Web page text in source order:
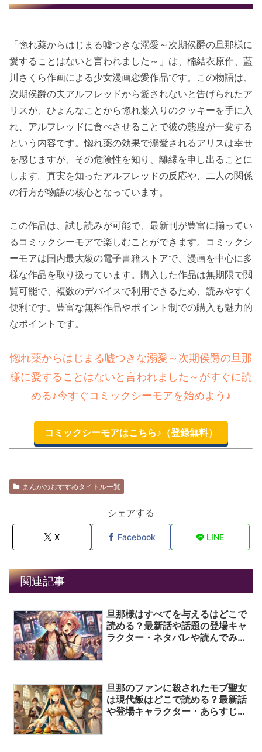
「惚れ薬からはじまる嘘つきな溺愛～次期侯爵の旦那様に
愛することはないと言われました～」は、楠結衣原作、藍
川さくら作画による少女漫画恋愛作品です。この物語は、
次期侯爵の夫アルフレッドから愛されないと告げられたア
リスが、ひょんなことから惚れ薬入りのクッキーを手に入
れ、アルフレッドに食べさせることで彼の態度が一変する
という内容です。惚れ薬の効果で溺愛されるアリスは幸せ
を感じますが、その危険性を知り、離縁を申し出ることに
します。真実を知ったアルフレッドの反応や、二人の関係
の行方が物語の核心となっています。
この作品は、試し読みが可能で、最新刊が豊富に揃ってい
るコミックシーモアで楽しむことができます。コミックシ
ーモアは国内最大級の電子書籍ストアで、漫画を中心に多
様な作品を取り扱っています。購入した作品は無期限で閲
覧可能で、複数のデバイスで利用できるため、読みやすく
便利です。豊富な無料作品やポイント制での購入も魅力的
なポイントです。
惚れ薬からはじまる嘘つきな溺愛～次期侯爵の旦那
様に愛することはないと言われました～がすぐに読
める♪今すぐコミックシーモアを始めよう♪
コミックシーモアはこちら♪（登録無料）
まんがのおすすめタイトル一覧
シェアする
X Facebook LINE
関連記事
旦那様はすべてを与えるはどこで
読める？最新話や話題の登場キャ
ラクター・ネタバレや読んでみた
旦那のファンに殺されたモブ聖女
は現代飯はどこで読める？最新話
や登場キャラクター・あらすじ・